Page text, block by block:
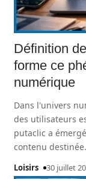
Définition
forme ce
numérique
Dans l'univers
des utilisateurs
putaclic a
contenu destinée
Loisirs 30 juillet